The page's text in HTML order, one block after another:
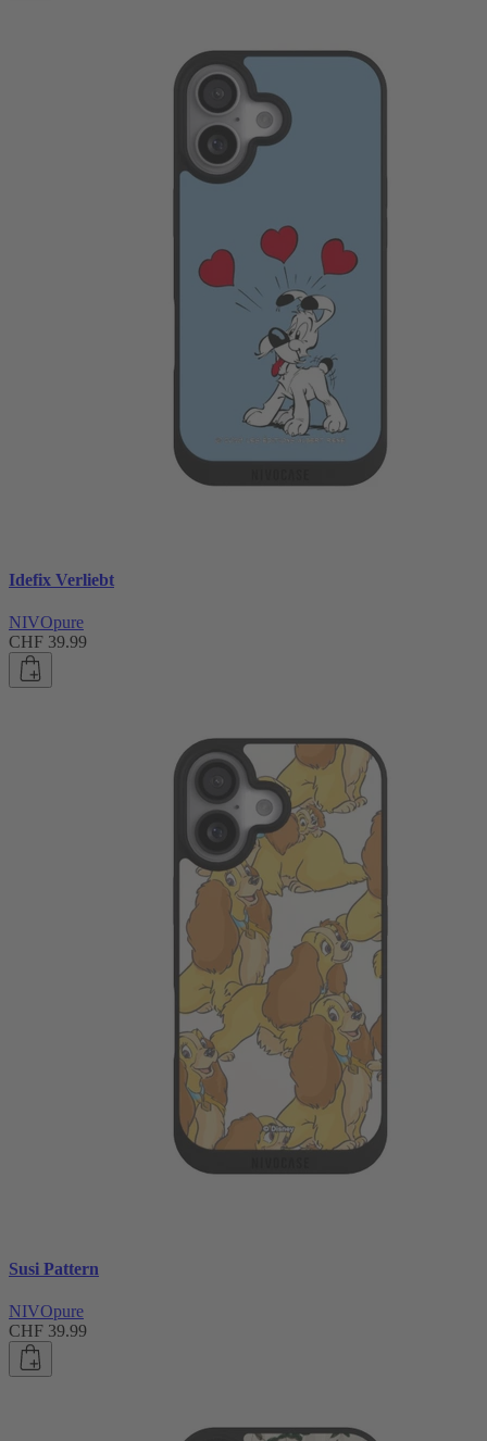
Idefix Verliebt
NIVOpure
CHF 39.99
Susi Pattern
NIVOpure
CHF 39.99